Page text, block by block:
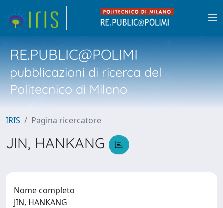
RE.PUBLIC@POLIMI
pubblicazioni di ricerca del
Politecnico di Milano
IRIS Pagina ricercatore
JIN, HANKANG
Nome completo
JIN, HANKANG